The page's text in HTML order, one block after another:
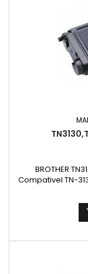
BROTHER
Compativel TN-